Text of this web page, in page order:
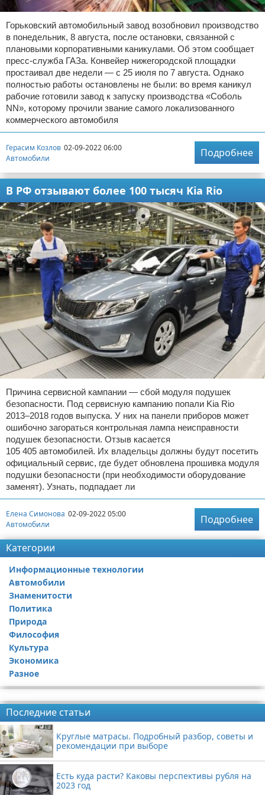
Горьковский автомобильный завод возобновил производство
в понедельник, 8 августа, после остановки, связанной с
плановыми корпоративными каникулами. Об этом сообщает
пресс-служба ГАЗа. Конвейер нижегородской площадки
простаивал две недели — с 25 июля по 7 августа. Однако
полностью работы остановлены не были: во время каникул
рабочие готовили завод к запуску производства «Соболь
NN», которому прочили звание самого локализованного
коммерческого автомобиля
Герасим Козлов 02-09-2022 06:00
Автомобили
Подробнее
В РФ отзывают более 100 тысяч Kia Rio
Причина сервисной кампании — сбой модуля подушек
безопасности. Под сервисную кампанию попали Kia Rio
2013–2018 годов выпуска. У них на панели приборов может
ошибочно загораться контрольная лампа неисправности
подушек безопасности. Отзыв касается
105 405 автомобилей. Их владельцы должны будут посетить
официальный сервис, где будет обновлена прошивка модуля
подушки безопасности (при необходимости оборудование
заменят). Узнать, подпадает ли
Елена Симонова 02-09-2022 05:00
Автомобили
Подробнее
Категории
Информационные технологии
Автомобили
Знаменитости
Политика
Природа
Философия
Культура
Экономика
Разное
Последние статьи
Круглые матрасы. Подробный разбор, советы и
рекомендации при выборе
Есть куда расти? Каковы перспективы рубля на
2023 год